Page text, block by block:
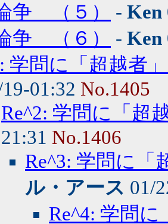
争 （５）
- Ken
争 （６）
- Ken
学問に「超越者
01:32 No.1405
Re^2: 学問に「超
21:31 No.1406
Re^3: 学問に「
ル・アース 01/
Re^4: 学問